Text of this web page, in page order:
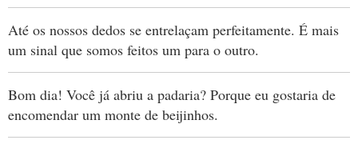
Até os nossos dedos se entrelaçam perfeitamente. É mais
um sinal que somos feitos um para o outro.
Bom dia! Você já abriu a padaria? Porque eu gostaria de
encomendar um monte de beijinhos.